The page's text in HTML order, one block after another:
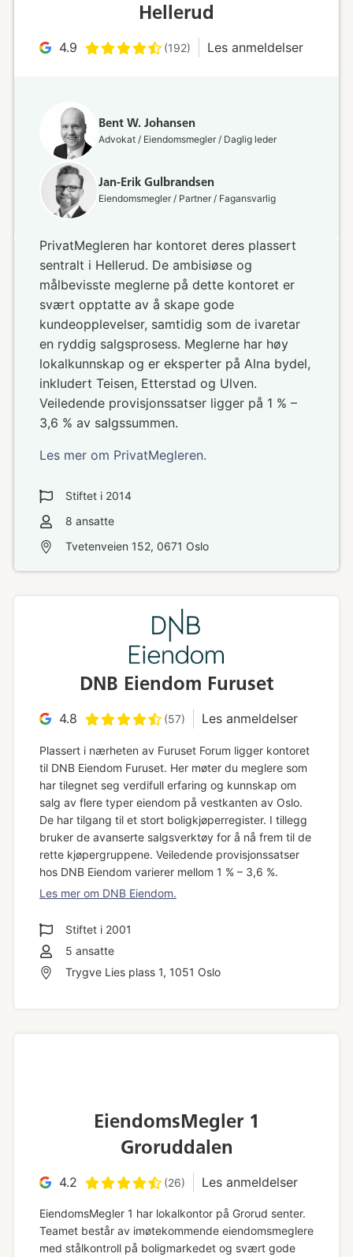
Hellerud
4.9 (192) Les anmeldelser
Bent W. Johansen
Advokat / Eiendomsmegler / Daglig leder
Jan-Erik Gulbrandsen
Eiendomsmegler / Partner / Fagansvarlig
PrivatMegleren har kontoret deres plassert
sentralt i Hellerud. De ambisiøse og
målbevisste meglerne på dette kontoret er
svært opptatte av å skape gode
kundeopplevelser, samtidig som de ivaretar
en ryddig salgsprosess. Meglerne har høy
lokalkunnskap og er eksperter på Alna bydel,
inkludert Teisen, Etterstad og Ulven.
Veiledende provisjonssatser ligger på 1 % –
3,6 % av salgssummen.
Les mer om PrivatMegleren.
Stiftet i 2014
8 ansatte
Tvetenveien 152, 0671 Oslo
DNB Eiendom Furuset
4.8 (57) Les anmeldelser
Plassert i nærheten av Furuset Forum ligger kontoret
til DNB Eiendom Furuset. Her møter du meglere som
har tilegnet seg verdifull erfaring og kunnskap om
salg av flere typer eiendom på vestkanten av Oslo.
De har tilgang til et stort boligkjøperregister. I tillegg
bruker de avanserte salgsverktøy for å nå frem til de
rette kjøpergruppene. Veiledende provisjonssatser
hos DNB Eiendom varierer mellom 1 % – 3,6 %.
Les mer om DNB Eiendom.
Stiftet i 2001
5 ansatte
Trygve Lies plass 1, 1051 Oslo
EiendomsMegler 1
Groruddalen
4.2 (26) Les anmeldelser
EiendomsMegler 1 har lokalkontor på Grorud senter.
Teamet består av imøtekommende eiendomsmeglere
med stålkontroll på boligmarkedet og svært gode